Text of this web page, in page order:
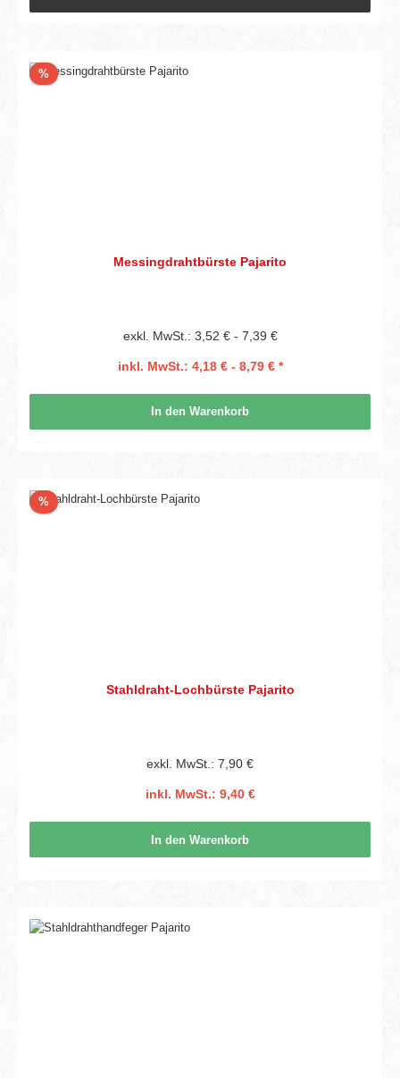
%Rabatt
Messingdrahtbürste Pajarito
exkl. MwSt.: 3,52 € - 7,39 €
inkl. MwSt.: 4,18 € - 8,79 € *
In den Warenkorb
%Rabatt
Stahldraht-Lochbürste Pajarito
exkl. MwSt.: 7,90 €
inkl. MwSt.: 9,40 €
In den Warenkorb